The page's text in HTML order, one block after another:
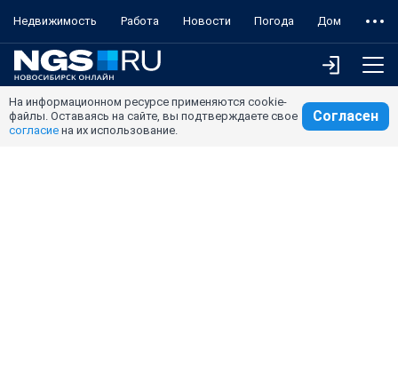
Недвижимость Работа Новости Погода Дом
На информационном ресурсе применяются cookie-
файлы. Оставаясь на сайте, вы подтверждаете свое
согласие на их использование.
Согласен